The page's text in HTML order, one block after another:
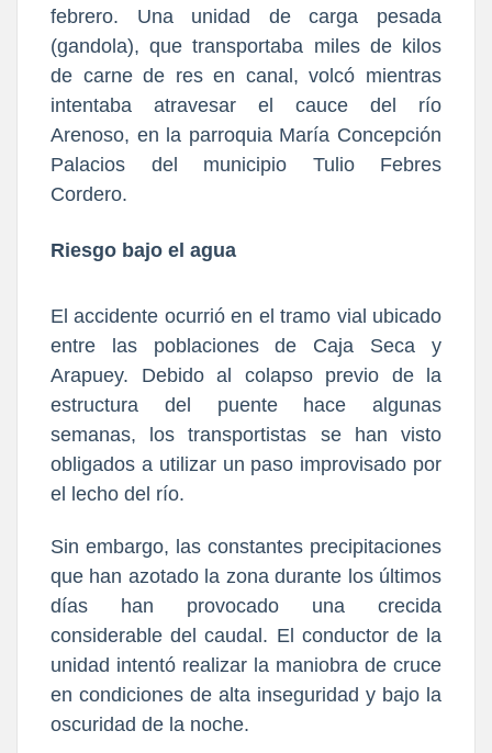
febrero. Una unidad de carga pesada
(gandola), que transportaba miles de kilos
de carne de res en canal, volcó mientras
intentaba atravesar el cauce del río
Arenoso, en la parroquia María Concepción
Palacios del municipio Tulio Febres
Cordero.
Riesgo bajo el agua
El accidente ocurrió en el tramo vial ubicado
entre las poblaciones de Caja Seca y
Arapuey. Debido al colapso previo de la
estructura del puente hace algunas
semanas, los transportistas se han visto
obligados a utilizar un paso improvisado por
el lecho del río.
Sin embargo, las constantes precipitaciones
que han azotado la zona durante los últimos
días han provocado una crecida
considerable del caudal. El conductor de la
unidad intentó realizar la maniobra de cruce
en condiciones de alta inseguridad y bajo la
oscuridad de la noche.